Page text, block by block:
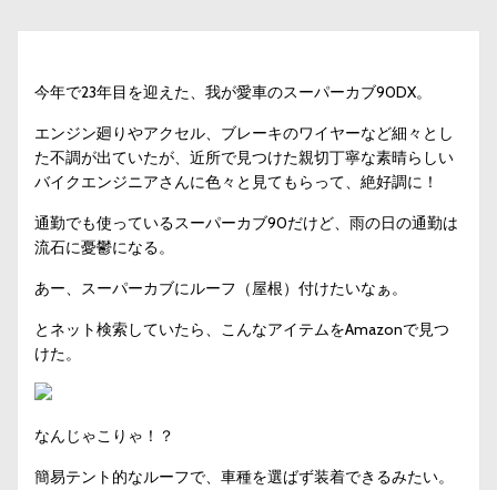
今年で23年目を迎えた、我が愛車のスーパーカブ90DX。
エンジン廻りやアクセル、ブレーキのワイヤーなど細々とし
た不調が出ていたが、近所で見つけた親切丁寧な素晴らしい
バイクエンジニアさんに色々と見てもらって、絶好調に！
通勤でも使っているスーパーカブ90だけど、雨の日の通勤は
流石に憂鬱になる。
あー、スーパーカブにルーフ（屋根）付けたいなぁ。
とネット検索していたら、こんなアイテムをAmazonで見つ
けた。
なんじゃこりゃ！？
簡易テント的なルーフで、車種を選ばず装着できるみたい。